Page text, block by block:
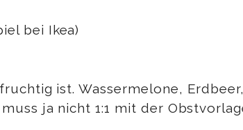
bei Ikea)
ist. Wassermelone,
ja nicht 1:1 mit der